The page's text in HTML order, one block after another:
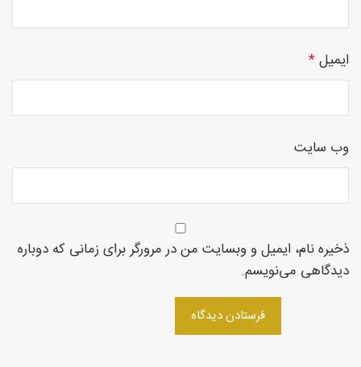
چوبی
منبت
سی ان
سی
ایمیل*
وب‌ سایت
ذخیره نام، ایمیل و وبسایت من در مرورگر برای زمانی که دوباره
دیدگاهی می‌نویسم.